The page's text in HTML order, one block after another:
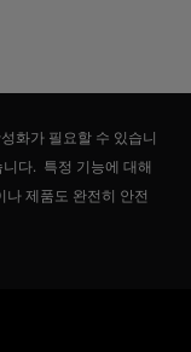
화가 필요할 수 있습니
다. 특정 기능에 대해
제품도 완전히 안전